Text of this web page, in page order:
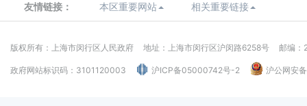
友情链接： 本区重要网站 相关重要链接
版权所有：上海市闵行区人民政府 地址：上海市闵行区沪闵路6258号 邮编：
政府网站标识码：3101120003 沪ICP备05000742号-2 沪公网安